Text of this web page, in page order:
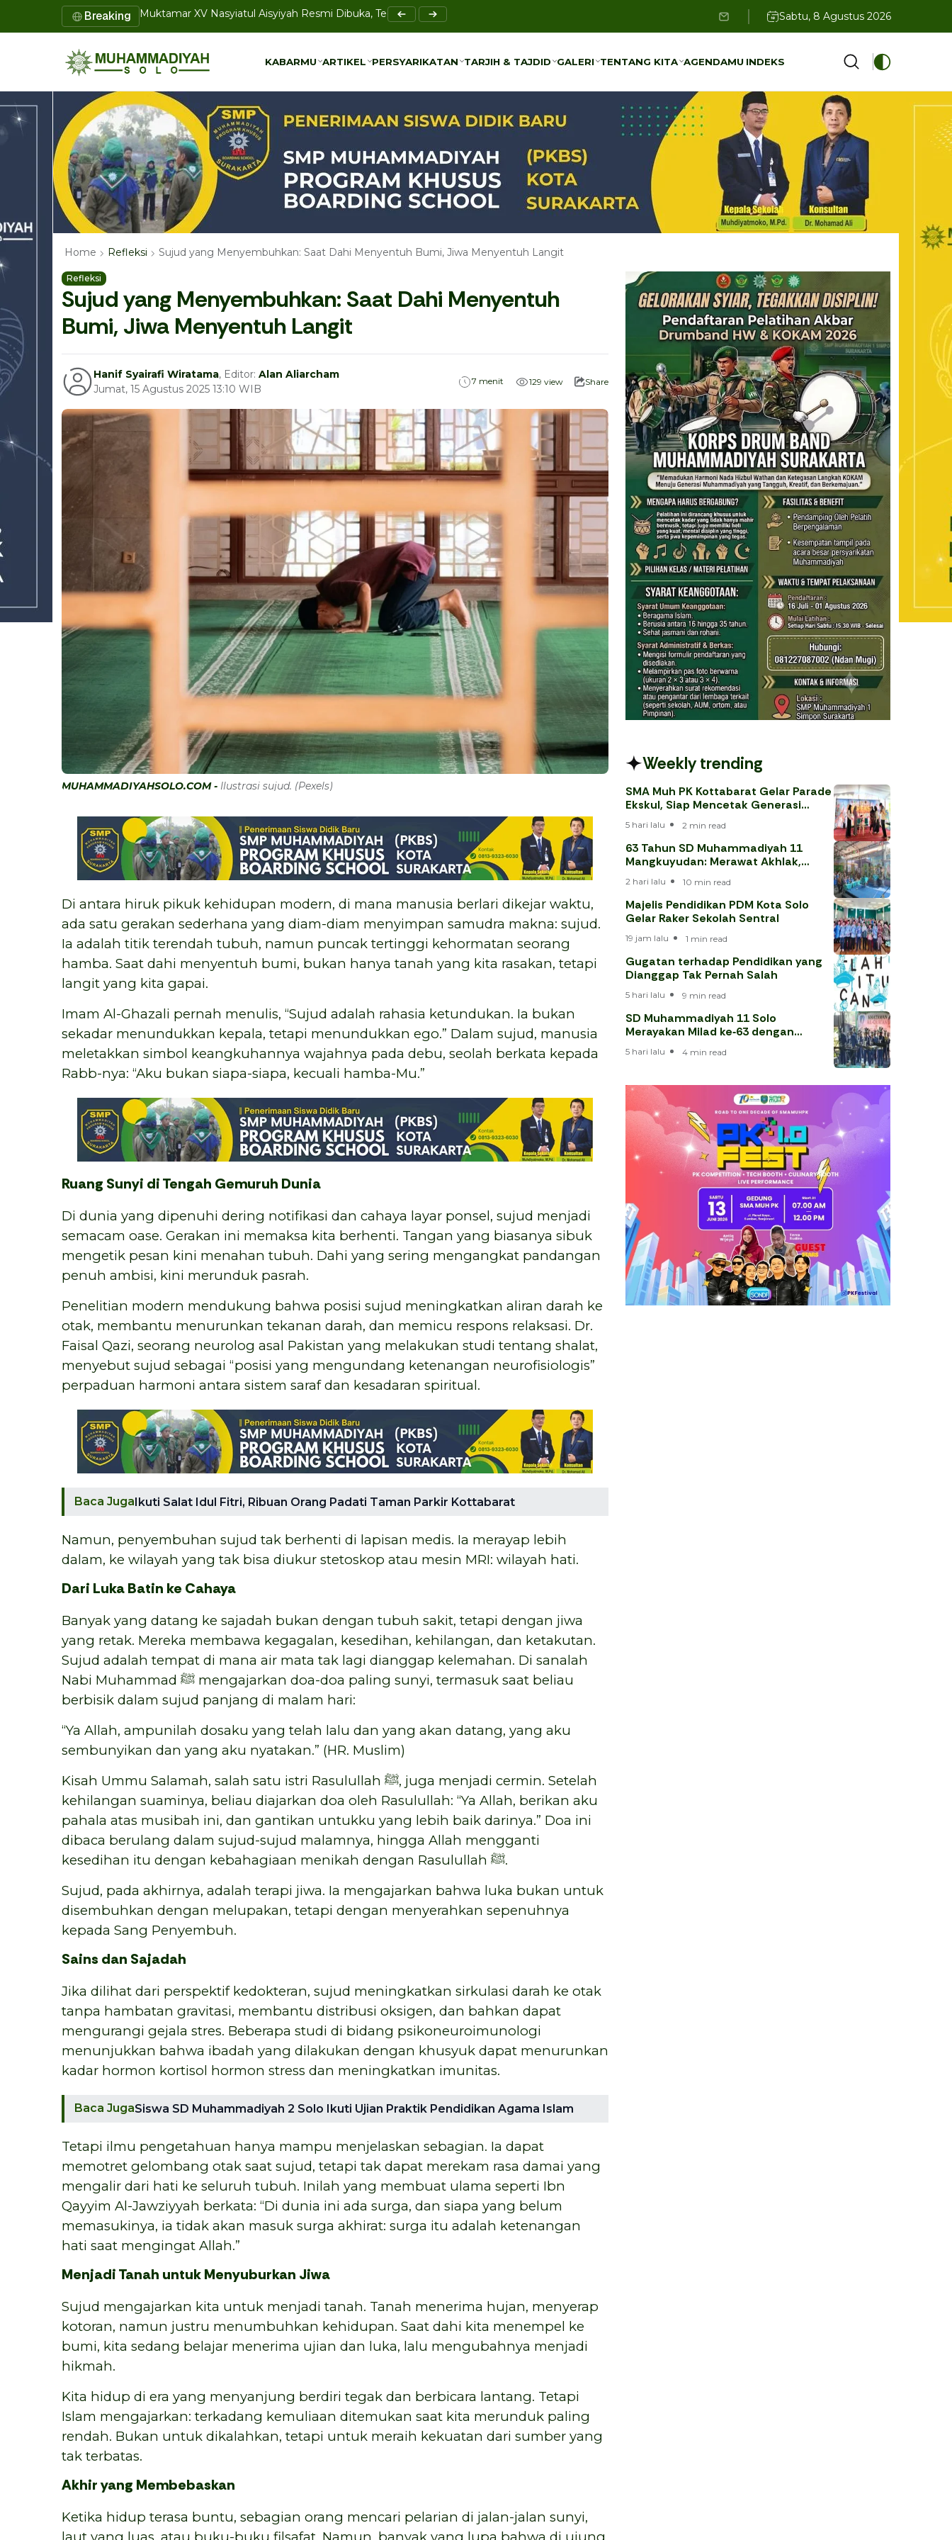
Breaking
Muktamar XV Nasyiatul Aisyiyah Resmi Dibuka, Teguhkan Gerakan Perempuan Muda Berkemajuan
Eco Bhinneka Muhammadiyah Bagikan Praktik Baik Pengelolaan Potensi Lokal di Muktamar Nasyiatul Aisyiyah
Sabtu, 8 Agustus 2026
KABARMU ARTIKEL PERSYARIKATAN TARJIH & TAJDID GALERI TENTANG KITA AGENDAMU INDEKS
Home Refleksi Sujud yang Menyembuhkan: Saat Dahi Menyentuh Bumi, Jiwa Menyentuh Langit
Refleksi
Sujud yang Menyembuhkan: Saat Dahi Menyentuh
Bumi, Jiwa Menyentuh Langit
Hanif Syairafi Wiratama, Editor: Alan Aliarcham
Jumat, 15 Agustus 2025 13:10 WIB
7 menit 129 view Share
MUHAMMADIYAHSOLO.COM - Ilustrasi sujud. (Pexels)
Di antara hiruk pikuk kehidupan modern, di mana manusia berlari dikejar waktu,
ada satu gerakan sederhana yang diam-diam menyimpan samudra makna: sujud.
Ia adalah titik terendah tubuh, namun puncak tertinggi kehormatan seorang
hamba. Saat dahi menyentuh bumi, bukan hanya tanah yang kita rasakan, tetapi
langit yang kita gapai.
Imam Al-Ghazali pernah menulis, “Sujud adalah rahasia ketundukan. Ia bukan
sekadar menundukkan kepala, tetapi menundukkan ego.” Dalam sujud, manusia
meletakkan simbol keangkuhannya wajahnya pada debu, seolah berkata kepada
Rabb-nya: “Aku bukan siapa-siapa, kecuali hamba-Mu.”
Ruang Sunyi di Tengah Gemuruh Dunia
Di dunia yang dipenuhi dering notifikasi dan cahaya layar ponsel, sujud menjadi
semacam oase. Gerakan ini memaksa kita berhenti. Tangan yang biasanya sibuk
mengetik pesan kini menahan tubuh. Dahi yang sering mengangkat pandangan
penuh ambisi, kini merunduk pasrah.
Penelitian modern mendukung bahwa posisi sujud meningkatkan aliran darah ke
otak, membantu menurunkan tekanan darah, dan memicu respons relaksasi. Dr.
Faisal Qazi, seorang neurolog asal Pakistan yang melakukan studi tentang shalat,
menyebut sujud sebagai “posisi yang mengundang ketenangan neurofisiologis”
perpaduan harmoni antara sistem saraf dan kesadaran spiritual.
Baca JugaIkuti Salat Idul Fitri, Ribuan Orang Padati Taman Parkir Kottabarat
Namun, penyembuhan sujud tak berhenti di lapisan medis. Ia merayap lebih
dalam, ke wilayah yang tak bisa diukur stetoskop atau mesin MRI: wilayah hati.
Dari Luka Batin ke Cahaya
Banyak yang datang ke sajadah bukan dengan tubuh sakit, tetapi dengan jiwa
yang retak. Mereka membawa kegagalan, kesedihan, kehilangan, dan ketakutan.
Sujud adalah tempat di mana air mata tak lagi dianggap kelemahan. Di sanalah
Nabi Muhammad ﷺ mengajarkan doa-doa paling sunyi, termasuk saat beliau
berbisik dalam sujud panjang di malam hari:
“Ya Allah, ampunilah dosaku yang telah lalu dan yang akan datang, yang aku
sembunyikan dan yang aku nyatakan.” (HR. Muslim)
Kisah Ummu Salamah, salah satu istri Rasulullah ﷺ, juga menjadi cermin. Setelah
kehilangan suaminya, beliau diajarkan doa oleh Rasulullah: “Ya Allah, berikan aku
pahala atas musibah ini, dan gantikan untukku yang lebih baik darinya.” Doa ini
dibaca berulang dalam sujud-sujud malamnya, hingga Allah mengganti
kesedihan itu dengan kebahagiaan menikah dengan Rasulullah ﷺ.
Sujud, pada akhirnya, adalah terapi jiwa. Ia mengajarkan bahwa luka bukan untuk
disembuhkan dengan melupakan, tetapi dengan menyerahkan sepenuhnya
kepada Sang Penyembuh.
Sains dan Sajadah
Jika dilihat dari perspektif kedokteran, sujud meningkatkan sirkulasi darah ke otak
tanpa hambatan gravitasi, membantu distribusi oksigen, dan bahkan dapat
mengurangi gejala stres. Beberapa studi di bidang psikoneuroimunologi
menunjukkan bahwa ibadah yang dilakukan dengan khusyuk dapat menurunkan
kadar hormon kortisol hormon stress dan meningkatkan imunitas.
Baca JugaSiswa SD Muhammadiyah 2 Solo Ikuti Ujian Praktik Pendidikan Agama Islam
Tetapi ilmu pengetahuan hanya mampu menjelaskan sebagian. Ia dapat
memotret gelombang otak saat sujud, tetapi tak dapat merekam rasa damai yang
mengalir dari hati ke seluruh tubuh. Inilah yang membuat ulama seperti Ibn
Qayyim Al-Jawziyyah berkata: “Di dunia ini ada surga, dan siapa yang belum
memasukinya, ia tidak akan masuk surga akhirat: surga itu adalah ketenangan
hati saat mengingat Allah.”
Menjadi Tanah untuk Menyuburkan Jiwa
Sujud mengajarkan kita untuk menjadi tanah. Tanah menerima hujan, menyerap
kotoran, namun justru menumbuhkan kehidupan. Saat dahi kita menempel ke
bumi, kita sedang belajar menerima ujian dan luka, lalu mengubahnya menjadi
hikmah.
Kita hidup di era yang menyanjung berdiri tegak dan berbicara lantang. Tetapi
Islam mengajarkan: terkadang kemuliaan ditemukan saat kita merunduk paling
rendah. Bukan untuk dikalahkan, tetapi untuk meraih kekuatan dari sumber yang
tak terbatas.
Akhir yang Membebaskan
Ketika hidup terasa buntu, sebagian orang mencari pelarian di jalan-jalan sunyi,
Weekly trending
SMA Muh PK Kottabarat Gelar Parade
Ekskul, Siap Mencetak Generasi
5 hari lalu 2 min read
63 Tahun SD Muhammadiyah 11
Mangkuyudan: Merawat Akhlak,
2 hari lalu 10 min read
Majelis Pendidikan PDM Kota Solo
Gelar Raker Sekolah Sentral
19 jam lalu 1 min read
Gugatan terhadap Pendidikan yang
Dianggap Tak Pernah Salah
5 hari lalu 9 min read
SD Muhammadiyah 11 Solo
Merayakan Milad ke‑63 dengan
5 hari lalu 4 min read